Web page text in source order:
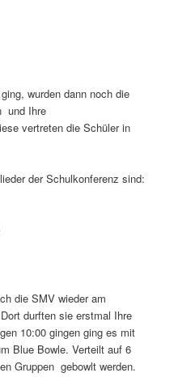
wurden dann noch die
und Ihre
vertreten die Schüler in
der Schulkonferenz sind:
die SMV wieder am
durften sie erstmal Ihre
10:00 gingen ging es mit
Blue Bowle. Verteilt auf 6
Gruppen gebowlt werden.